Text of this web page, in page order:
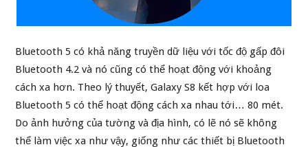
Bluetooth 5 có khả năng truyền dữ liệu với tốc độ gấp đôi
Bluetooth 4.2 và nó cũng có thể hoạt động với khoảng
cách xa hơn. Theo lý thuyết, Galaxy S8 kết hợp với loa
Bluetooth 5 có thể hoạt động cách xa nhau tới… 80 mét.
Do ảnh hưởng của tường và địa hình, có lẽ nó sẽ không
thể làm việc xa như vậy, giống như các thiết bị Bluetooth